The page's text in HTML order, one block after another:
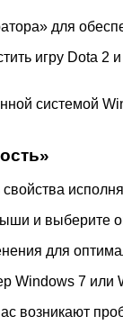
для
игру Dota
системой
и выберите
для
7 или
возникают